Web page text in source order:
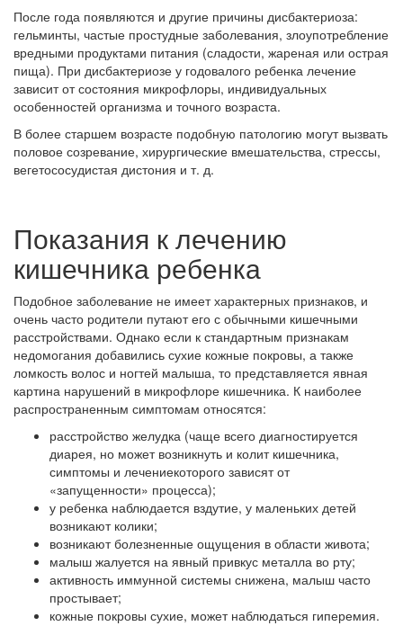
После года появляются и другие причины дисбактериоза:
гельминты, частые простудные заболевания, злоупотребление
вредными продуктами питания (сладости, жареная или острая
пища). При дисбактериозе у годовалого ребенка лечение
зависит от состояния микрофлоры, индивидуальных
особенностей организма и точного возраста.
В более старшем возрасте подобную патологию могут вызвать
половое созревание, хирургические вмешательства, стрессы,
вегетососудистая дистония и т. д.
Показания к лечению
кишечника ребенка
Подобное заболевание не имеет характерных признаков, и
очень часто родители путают его с обычными кишечными
расстройствами. Однако если к стандартным признакам
недомогания добавились сухие кожные покровы, а также
ломкость волос и ногтей малыша, то представляется явная
картина нарушений в микрофлоре кишечника. К наиболее
распространенным симптомам относятся:
расстройство желудка (чаще всего диагностируется
диарея, но может возникнуть и колит кишечника,
симптомы и лечениекоторого зависят от
«запущенности» процесса);
у ребенка наблюдается вздутие, у маленьких детей
возникают колики;
возникают болезненные ощущения в области живота;
малыш жалуется на явный привкус металла во рту;
активность иммунной системы снижена, малыш часто
простывает;
кожные покровы сухие, может наблюдаться гиперемия.